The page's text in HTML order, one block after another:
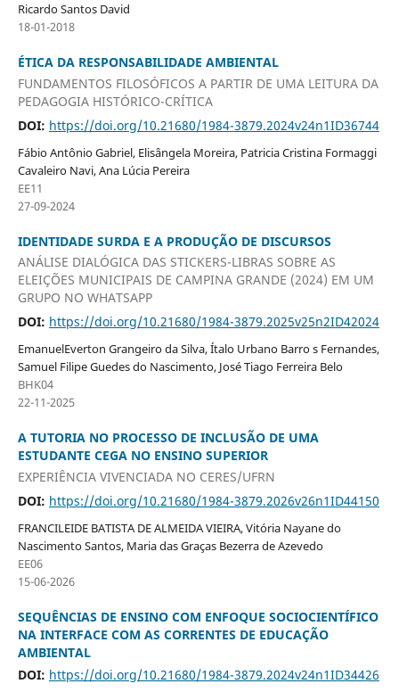
Ricardo Santos David
18-01-2018
ÉTICA DA RESPONSABILIDADE AMBIENTAL
FUNDAMENTOS FILOSÓFICOS A PARTIR DE UMA LEITURA DA
PEDAGOGIA HISTÓRICO-CRÍTICA
DOI: https://doi.org/10.21680/1984-3879.2024v24n1ID36744
Fábio Antônio Gabriel, Elisângela Moreira, Patricia Cristina Formaggi
Cavaleiro Navi, Ana Lúcia Pereira
EE11
27-09-2024
IDENTIDADE SURDA E A PRODUÇÃO DE DISCURSOS
ANÁLISE DIALÓGICA DAS STICKERS-LIBRAS SOBRE AS
ELEIÇÕES MUNICIPAIS DE CAMPINA GRANDE (2024) EM UM
GRUPO NO WHATSAPP
DOI: https://doi.org/10.21680/1984-3879.2025v25n2ID42024
EmanuelEverton Grangeiro da Silva, Ítalo Urbano Barro s Fernandes,
Samuel Filipe Guedes do Nascimento, José Tiago Ferreira Belo
BHK04
22-11-2025
A TUTORIA NO PROCESSO DE INCLUSÃO DE UMA
ESTUDANTE CEGA NO ENSINO SUPERIOR
EXPERIÊNCIA VIVENCIADA NO CERES/UFRN
DOI: https://doi.org/10.21680/1984-3879.2026v26n1ID44150
FRANCILEIDE BATISTA DE ALMEIDA VIEIRA, Vitória Nayane do
Nascimento Santos, Maria das Graças Bezerra de Azevedo
EE06
15-06-2026
SEQUÊNCIAS DE ENSINO COM ENFOQUE SOCIOCIENTÍFICO
NA INTERFACE COM AS CORRENTES DE EDUCAÇÃO
AMBIENTAL
DOI: https://doi.org/10.21680/1984-3879.2024v24n1ID34426